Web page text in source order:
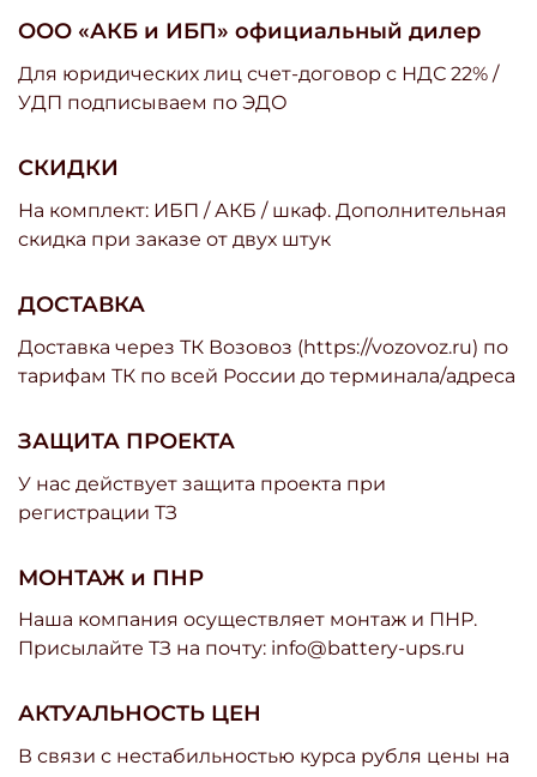
ООО «АКБ и ИБП» официальный дилер
Для юридических лиц счет-договор с НДС 22% /
УДП подписываем по ЭДО
СКИДКИ
На комплект: ИБП / АКБ / шкаф. Дополнительная
скидка при заказе от двух штук
ДОСТАВКА
Доставка через ТК Возовоз (https://vozovoz.ru) по
тарифам ТК по всей России до терминала/адреса
ЗАЩИТА ПРОЕКТА
У нас действует защита проекта при
регистрации ТЗ
МОНТАЖ и ПНР
Наша компания осуществляет монтаж и ПНР.
Присылайте ТЗ на почту: info@battery-ups.ru
АКТУАЛЬНОСТЬ ЦЕН
В связи с нестабильностью курса рубля цены на